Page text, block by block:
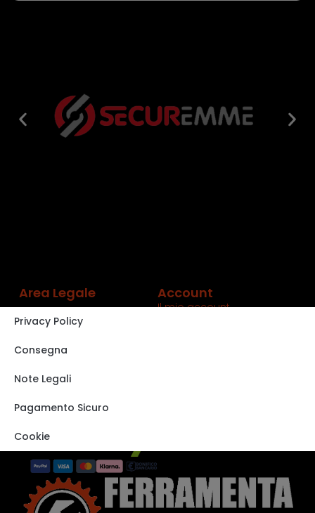
Area Legale
Privacy Policy
Consegna
Note Legali
Pagamento Sicuro
Cookie
Account
Il mio account
VISITA IL NOSTRO